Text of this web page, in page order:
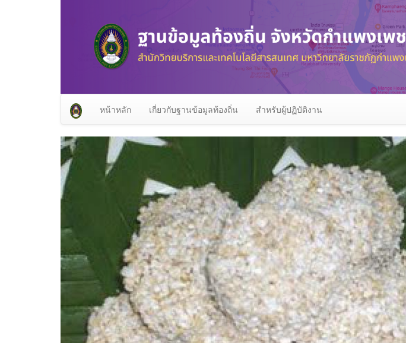
หน้าหลัก เกี่ยวกับฐานข้อมูลท้องถิ่น สำหรับผู้ปฏิบัติงาน